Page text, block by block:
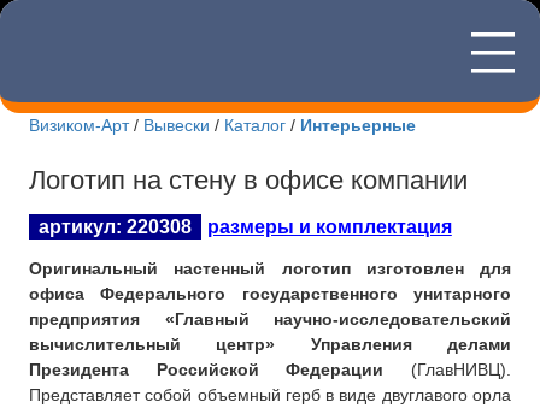
—
—
—
Новости Визиком-арт
Каталог вывесок
Изготовление табличек
Информационные стенды
О компании
Визиком-Арт/ Вывески / Каталог / Интерьерные
Логотип на стену в офисе компании
артикул: 220308 размеры и комплектация
Оригинальный настенный логотип изготовлен для
офиса Федерального государственного унитарного
предприятия «Главный научно-исследовательский
вычислительный центр» Управления делами
Президента Российской Федерации (ГлавНИВЦ).
Представляет собой объемный герб в виде двуглавого орла